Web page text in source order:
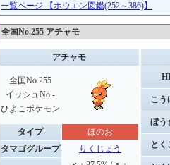
一覧ページ 【ホウエン図鑑(252～386)】
全国No.255 アチャモ
アチャモ
全国No.255
イッシュNo.-
ひよこポケモン
タイプ
ほのお
タマゴグループ
りくじょう
こう
ぼう
とく